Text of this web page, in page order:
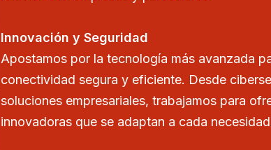
Innovación y Seguridad
Apostamos por la tecnología más avanzada
conectividad segura y eficiente. Desde
soluciones empresariales, trabajamos para
innovadoras que se adaptan a cada